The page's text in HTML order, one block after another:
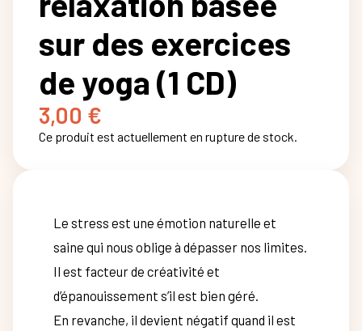
sur des exercices
de yoga (1 CD)
3,00 €
Ce produit est actuellement en rupture de stock.
Le stress est une émotion naturelle et
saine qui nous oblige à dépasser nos limites.
Il est facteur de créativité et
d’épanouissement s’il est bien géré.
En revanche, il devient négatif quand il est